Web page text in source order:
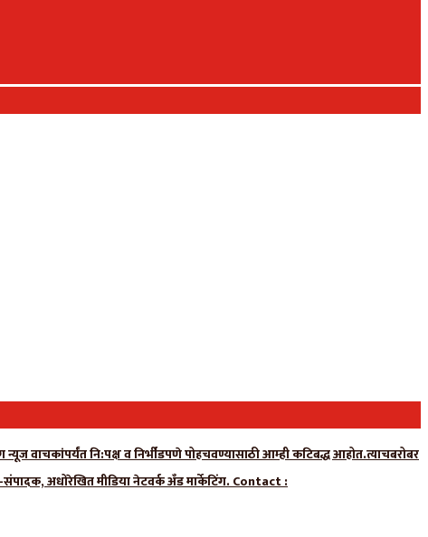
वाचकांपर्यंत नि:पक्ष व निर्भीडपणे पोहचवण्यासाठी आम्ही कटिबद्ध आहोत.त्याचबरोबर
संपादक, अधोरेखित मीडिया नेटवर्क अँड मार्केटिंग. Contact :